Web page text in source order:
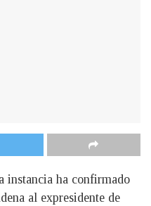
instancia ha confirmado
al expresidente de